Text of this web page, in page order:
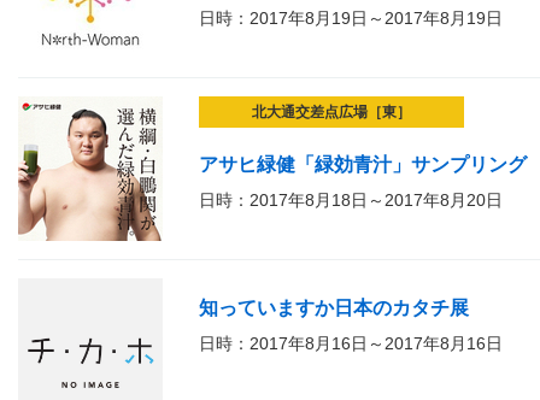
日時：2017年8月19日～2017年8月19日
北大通交差点広場［東］
アサヒ緑健「緑効青汁」サンプリング
日時：2017年8月18日～2017年8月20日
知っていますか日本のカタチ展
日時：2017年8月16日～2017年8月16日